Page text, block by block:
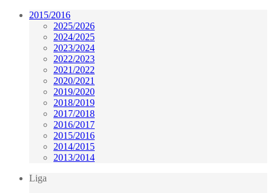
2015/2016
2025/2026
2024/2025
2023/2024
2022/2023
2021/2022
2020/2021
2019/2020
2018/2019
2017/2018
2016/2017
2015/2016
2014/2015
2013/2014
Liga